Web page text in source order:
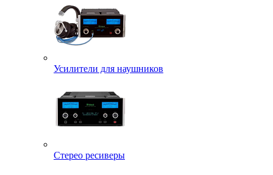
Усилители для наушников
Стерео ресиверы